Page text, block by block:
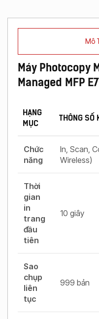
Mô
Máy Photocopy
Managed MFP
HẠNG
MỤC
THÔNG SỐ
Chức
năng
In, Scan,
Wireless)
Thời
gian
in
trang
đầu
tiên
10 giây
Sao
chụp
liên
tục
999 bản